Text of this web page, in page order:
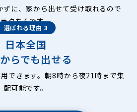
ずに、家から出せて受け取れるので
ラクちんです。
選ばれる理由 3
日本全国
らでも出せる
できます。朝8時から夜21時まで集
配可能です。